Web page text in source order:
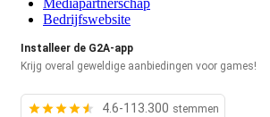
Mediapartnerschap
Bedrijfswebsite
Installeer de G2A-app
Krijg overal geweldige aanbiedingen voor games!
4.6-113.300 stemmen